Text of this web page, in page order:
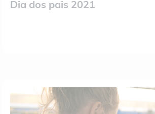
Dia dos pais 2021